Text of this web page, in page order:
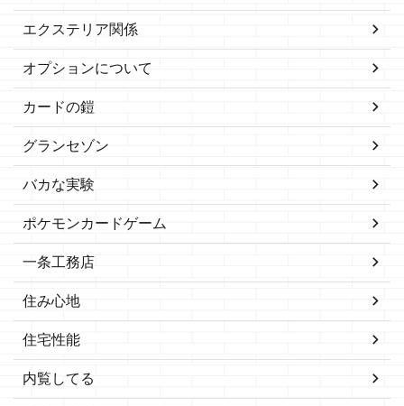
エクステリア関係
オプションについて
カードの鎧
グランセゾン
バカな実験
ポケモンカードゲーム
一条工務店
住み心地
住宅性能
内覧してる